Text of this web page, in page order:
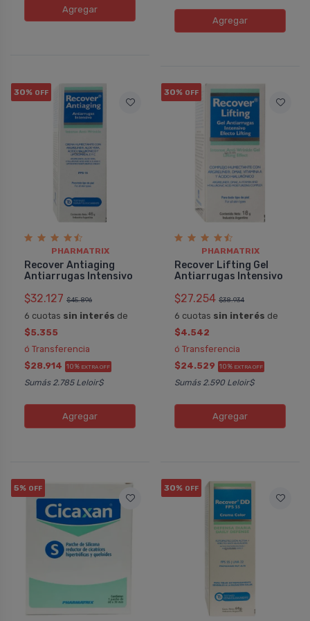
Agregar
Agregar
30% OFF
PHARMATRIX
Recover Antiaging
Antiarrugas Intensivo
$32.127 $45.896
6 cuotas sin interés de
$5.355
ó Transferencia
$28.914 10% EXTRA OFF
Sumás 2.785 Leloir$
Agregar
30% OFF
PHARMATRIX
Recover Lifting Gel
Antiarrugas Intensivo
$27.254 $38.934
6 cuotas sin interés de
$4.542
ó Transferencia
$24.529 10% EXTRA OFF
Sumás 2.590 Leloir$
Agregar
5% OFF 30% OFF